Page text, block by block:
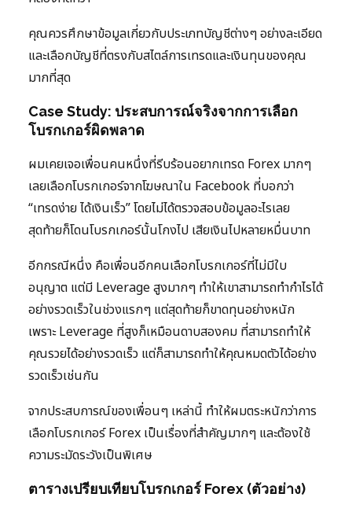
คุณควรศึกษาข้อมูลเกี่ยวกับประเภทบัญชีต่างๆ อย่างละเอียด
และเลือกบัญชีที่ตรงกับสไตล์การเทรดและเงินทุนของคุณ
มากที่สุด
Case Study: ประสบการณ์จริงจากการเลือก
โบรกเกอร์ผิดพลาด
ผมเคยเจอเพื่อนคนหนึ่งที่รีบร้อนอยากเทรด Forex มากๆ
เลยเลือกโบรกเกอร์จากโฆษณาใน Facebook ที่บอกว่า
“เทรดง่าย ได้เงินเร็ว” โดยไม่ได้ตรวจสอบข้อมูลอะไรเลย
สุดท้ายก็โดนโบรกเกอร์นั้นโกงไป เสียเงินไปหลายหมื่นบาท
อีกกรณีหนึ่ง คือเพื่อนอีกคนเลือกโบรกเกอร์ที่ไม่มีใบ
อนุญาต แต่มี Leverage สูงมากๆ ทำให้เขาสามารถทำกำไรได้
อย่างรวดเร็วในช่วงแรกๆ แต่สุดท้ายก็ขาดทุนอย่างหนัก
เพราะ Leverage ที่สูงก็เหมือนดาบสองคม ที่สามารถทำให้
คุณรวยได้อย่างรวดเร็ว แต่ก็สามารถทำให้คุณหมดตัวได้อย่าง
รวดเร็วเช่นกัน
จากประสบการณ์ของเพื่อนๆ เหล่านี้ ทำให้ผมตระหนักว่าการ
เลือกโบรกเกอร์ Forex เป็นเรื่องที่สำคัญมากๆ และต้องใช้
ความระมัดระวังเป็นพิเศษ
ตารางเปรียบเทียบโบรกเกอร์ Forex (ตัวอย่าง)